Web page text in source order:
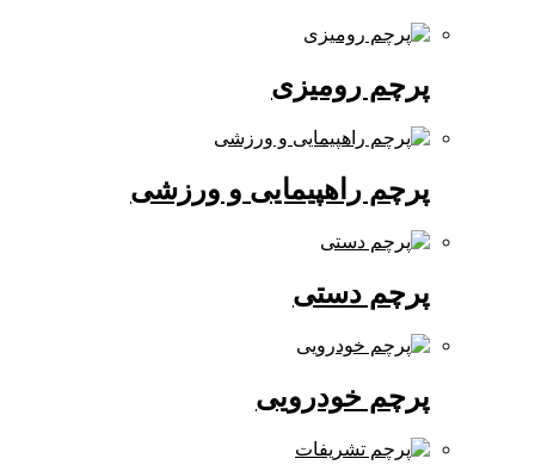
پرچم رومیزی
پرچم راهپیمایی و ورزشی
پرچم دستی
پرچم خودرویی